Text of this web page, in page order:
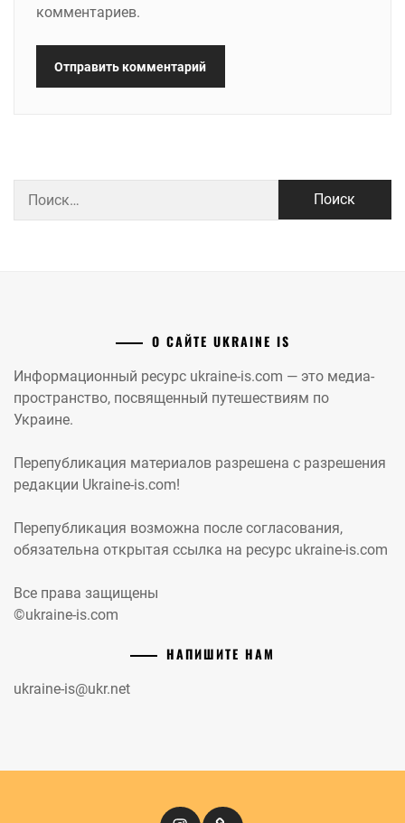
комментариев.
О САЙТЕ UKRAINE IS
Информационный ресурс ukraine-is.com — это медиа-
пространство, посвященный путешествиям по
Украине.
Перепубликация материалов разрешена с разрешения
редакции Ukraine-is.com!
Перепубликация возможна после согласования,
обязательна открытая ссылка на ресурс ukraine-is.com
Все права защищены
©ukraine-is.com
НАПИШИТЕ НАМ
ukraine-is@ukr.net
InstagramКіномандри